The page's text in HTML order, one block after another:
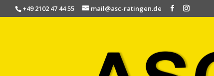
+49 2102 47 44 55 mail@asc-ratingen.de